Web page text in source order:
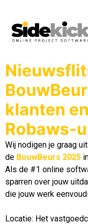
klanten
Robaws-
Wij nodigen je graag
de BouwBeurs 2025
Als de #1 online
sparren over jouw
die jouw werk
Locatie: Het